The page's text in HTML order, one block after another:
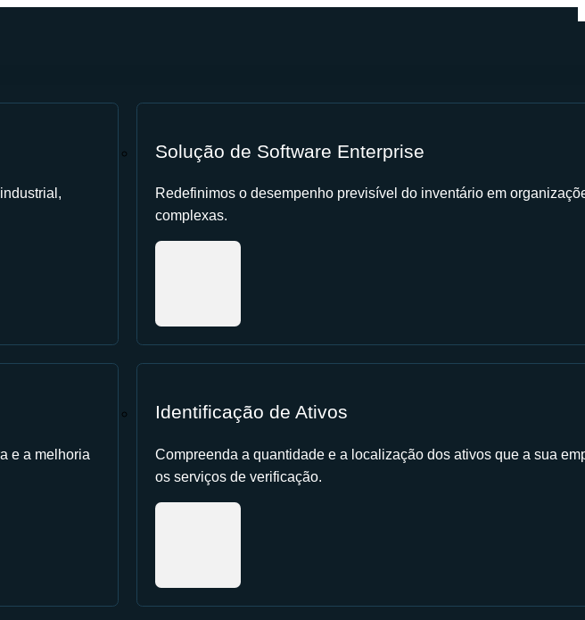
Solução de Software Enterprise
Redefinimos o desempenho previsível do inventário em
complexas.
e a melhoria
Identificação de Ativos
Compreenda a quantidade e a localização dos ativos que a sua
os serviços de verificação.